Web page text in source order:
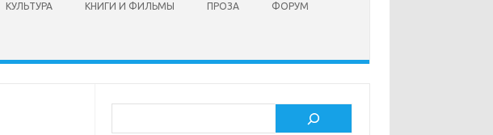
КУЛЬТУРА КНИГИ И ФИЛЬМЫ ПРОЗА ФОРУМ